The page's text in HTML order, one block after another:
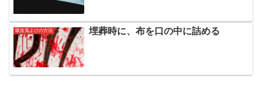
吸血鬼よけの方法 埋葬時に、布を口の中に詰める